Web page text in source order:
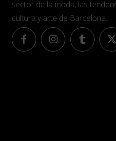
sector de la moda, las
cultura y arte de Barcelona.